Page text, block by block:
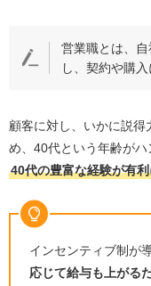
女性が40代から一生
ハローワークを
知り合いに紹
正社員以外の
女性が40代から一生
休みがとりやす
営業職とは、
し、契約や購
顧客に対し、いかに説得
め、 40代という年齢がハ
40代の豊富な経験が有
インセンティブ制が
応じて給与も上がる